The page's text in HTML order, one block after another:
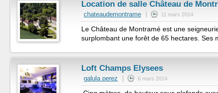
Location de salle Château de
chateaudemontrame 11 mars 2014
Le Château de Montramé est une
surplombant une forêt de 65 hectares. Ses
Loft Champs Elysees
galula perez 6 mars 2014